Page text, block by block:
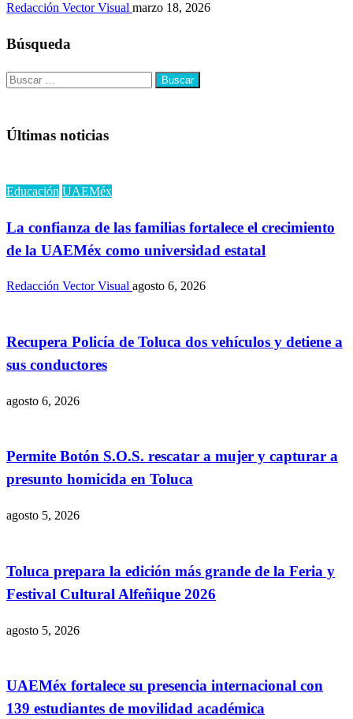
Redacción Vector Visual marzo 18, 2026
Búsqueda
Buscar:
Últimas noticias
Educación UAEMéx
La confianza de las familias fortalece el crecimiento
de la UAEMéx como universidad estatal
Redacción Vector Visual agosto 6, 2026
Recupera Policía de Toluca dos vehículos y detiene a
sus conductores
agosto 6, 2026
Permite Botón S.O.S. rescatar a mujer y capturar a
presunto homicida en Toluca
agosto 5, 2026
Toluca prepara la edición más grande de la Feria y
Festival Cultural Alfeñique 2026
agosto 5, 2026
UAEMéx fortalece su presencia internacional con
139 estudiantes de movilidad académica